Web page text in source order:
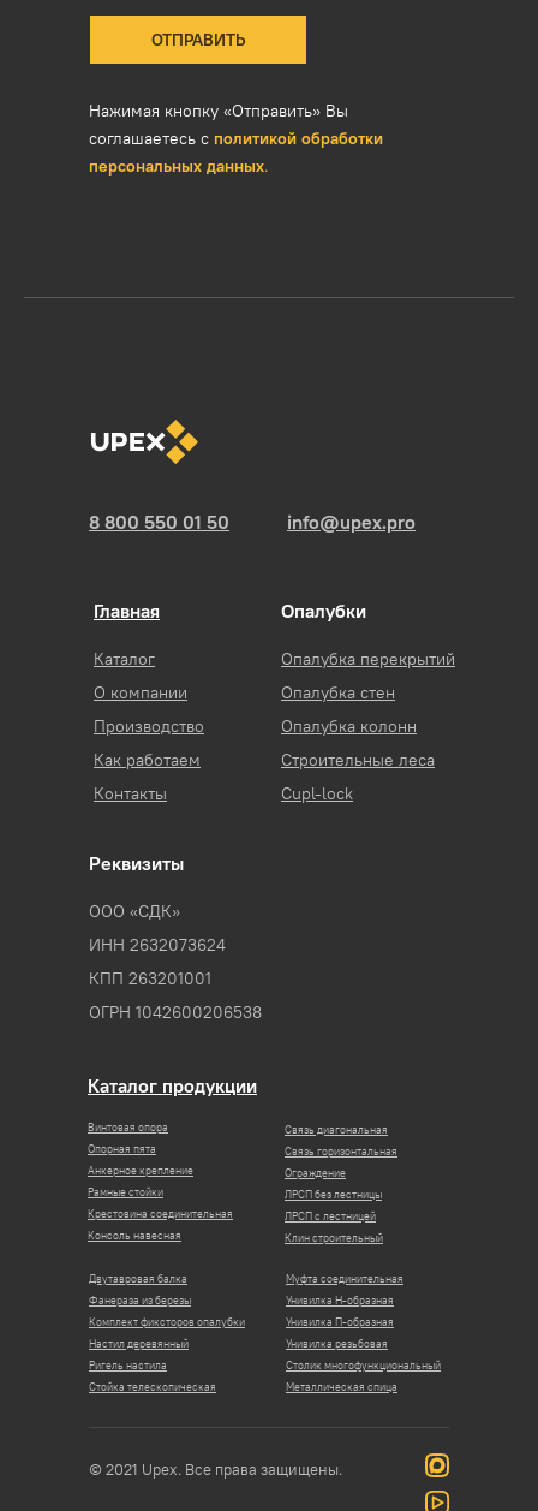
ОТПРАВИТЬ
Нажимая кнопку «Отправить» Вы
соглашаетесь с политикой обработки
персональных данных.
info@upex.pro
Каталог
О компании
Производство
Как работаем
Контакты
Винтовая опора
Опорная пята
Анкерное крепление
Рамные стойки
Крестовина соединительная
Консоль навесная
Муфта соединительная
Унивилка Н-образная
Унивилка П-образная
Унивилка резьбовая
Столик многофункциональный
Металлическая спица
Двутавровая балка
Фанераза из березы
Комплект фиксторов опалубки
Настил деревянный
Ригель настила
Стойка телескопическая
Связь диагональная
Связь горизонтальная
Ограждение
ЛРСП без лестницы
ЛРСП с лестницей
Клин строительный
Главная
Каталог продукции
Опалубка перекрытий
Опалубка стен
Опалубка колонн
Строительные леса
Cupl-lock
Опалубки
ООО «СДК»
ИНН 2632073624
КПП 263201001
ОГРН 1042600206538
Реквизиты
© 2021 Upex. Все права защищены.
8 800 550 01 50